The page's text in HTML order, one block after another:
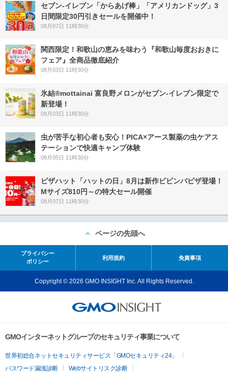
セブン‐イレブン「からあげ棒」「アメリカンドッグ」3
日間限定30円引きセールを開催中！
08月07日 11時30分
関西限定！和歌山の恵みを味わう『和歌山毎度おおきに
フェア』全商品徹底紹介
08月03日 11時30分
氷結®mottainai 富良野メロンがセブン‐イレブン限定で
新登場！
08月03日 11時30分
虫が苦手な初心者も安心！PICA×アース製薬の虫ケアス
テーションで快適キャンプ体験
08月05日 11時30分
ピザハット「ハットの日」8月は新作ビビンバピザ登場！
Mサイズ810円～の特大セール開催
08月07日 11時30分
ページの先頭へ
プライバシー
ポリシー
利用規約 免責事項
Copyright © 2026 GMO INSIGHT Inc. All Rights Reserved.
GMOインターネットグループのセキュリティ事業について
世界初総合ネットセキュリティサービス「GMOセキュリティ24」
パスワード漏洩診断
Webサイトリスク診断